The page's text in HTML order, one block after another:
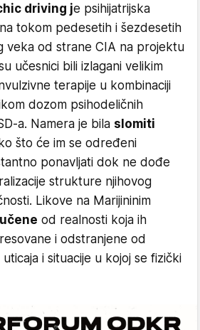
driving je psihijatrijska
tokom pedesetih i šezdesetih
veka od strane CIA na projektu
učesnici bili izlagani velikim
terapije u kombinaciji
dozom psihodeličnih
a. Namera je bila slomiti
što će im se određeni
ponavljati dok ne dođe
strukture njihovog
Likove na Marijininim
od realnosti koja ih
i odstranjene od
i situacije u kojoj se fizički